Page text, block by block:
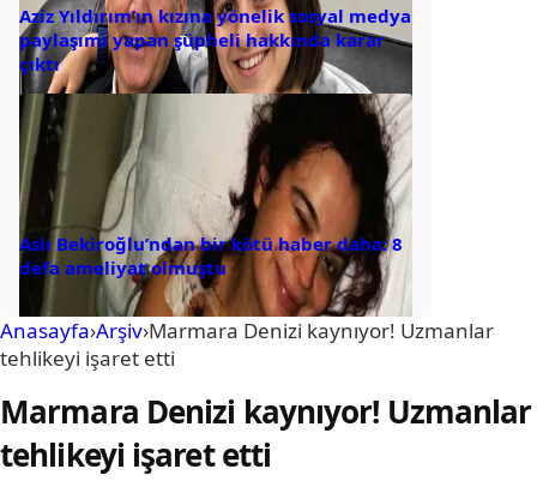
Aziz Yıldırım’ın kızına yönelik sosyal medya
paylaşımı yapan şüpheli hakkında karar
çıktı
Aslı Bekiroğlu’ndan bir kötü haber daha: 8
defa ameliyat olmuştu
Anasayfa›Arşiv›Marmara Denizi kaynıyor! Uzmanlar
tehlikeyi işaret etti
Marmara Denizi kaynıyor! Uzmanlar
tehlikeyi işaret etti